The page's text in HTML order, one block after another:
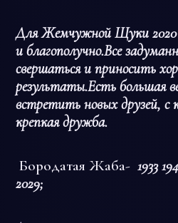
Для Жемчужной Щуки 2020
и благополучно.Все
свершаться и приносить
результаты.Есть большая
встретить новых друзей, с
крепкая дружба.
Бородатая Жаба- 1933
2029;